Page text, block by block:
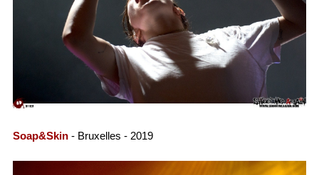
Soap&Skin- Bruxelles - 2019